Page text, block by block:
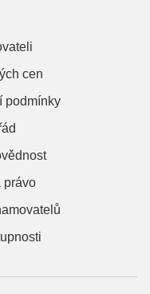
cen
podmínky
právo